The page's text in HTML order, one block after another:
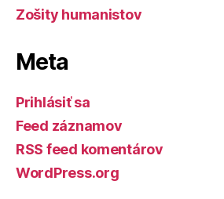
Zošity humanistov
Meta
Prihlásiť sa
Feed záznamov
RSS feed komentárov
WordPress.org